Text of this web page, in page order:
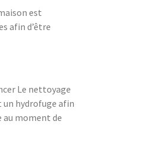
est
afin d’être
Le nettoyage
un hydrofuge afin
au moment de